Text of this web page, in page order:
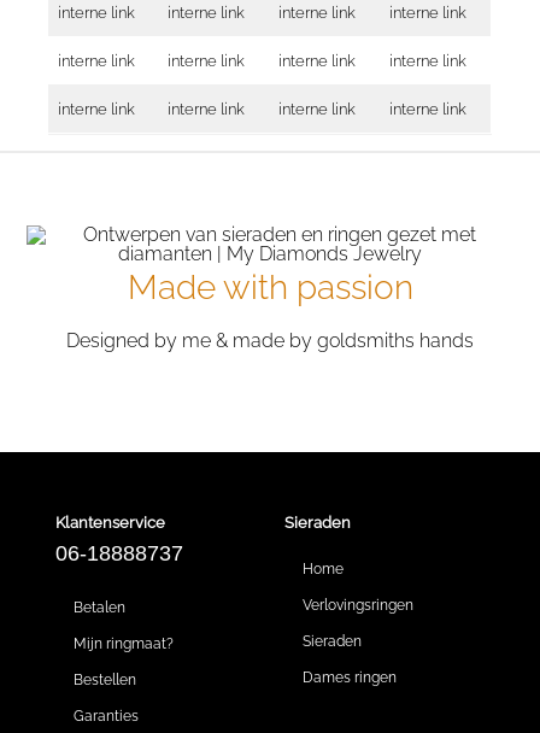
interne link interne link interne link interne link
interne link interne link interne link interne link
interne link interne link interne link interne link
Made with passion
Designed by me & made by goldsmiths hands
Klantenservice
06-18888737
Betalen
Mijn ringmaat?
Bestellen
Garanties
Sieraden
Home
Verlovingsringen
Sieraden
Dames ringen